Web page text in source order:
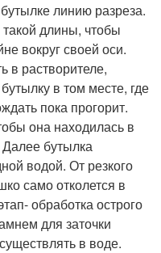
линию разреза.
длины, чтобы
вокруг своей оси.
в растворителе,
в том месте, где
пока прогорит.
она находилась в
бутылка
водой. От резкого
само отколется в
обработка острого
для заточки
в воде.